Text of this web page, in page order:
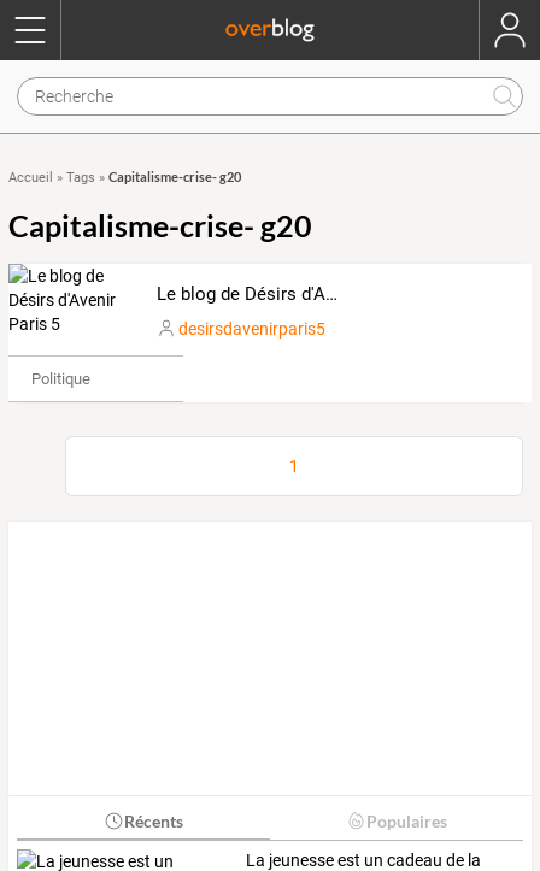
Accueil » Tags » Capitalisme-crise- g20
Capitalisme-crise- g20
Le blog de Désirs d'Avenir Paris 5
desirsdavenirparis5
Politique
1
Récents Populaires
La jeunesse est un cadeau de la